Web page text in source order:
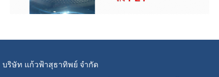
บริษัท แก้วฟ้าสุธาทิพย์ จํากัด